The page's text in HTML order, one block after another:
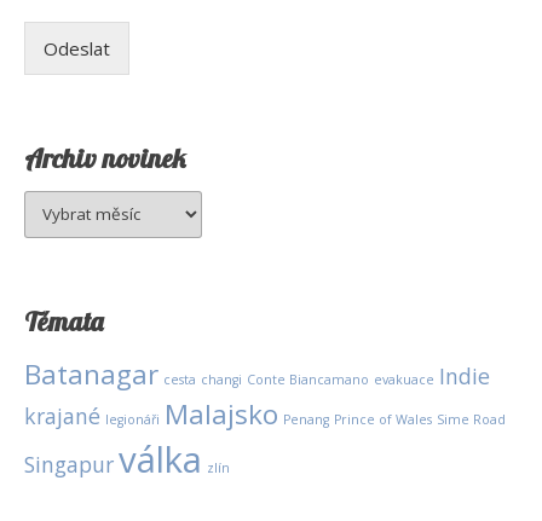
Odeslat
Archiv novinek
Archiv
novinek
Témata
Batanagar cesta changi Conte Biancamano evakuace Indie
krajané legionáři Malajsko Penang Prince of Wales Sime Road
Singapurválka zlín